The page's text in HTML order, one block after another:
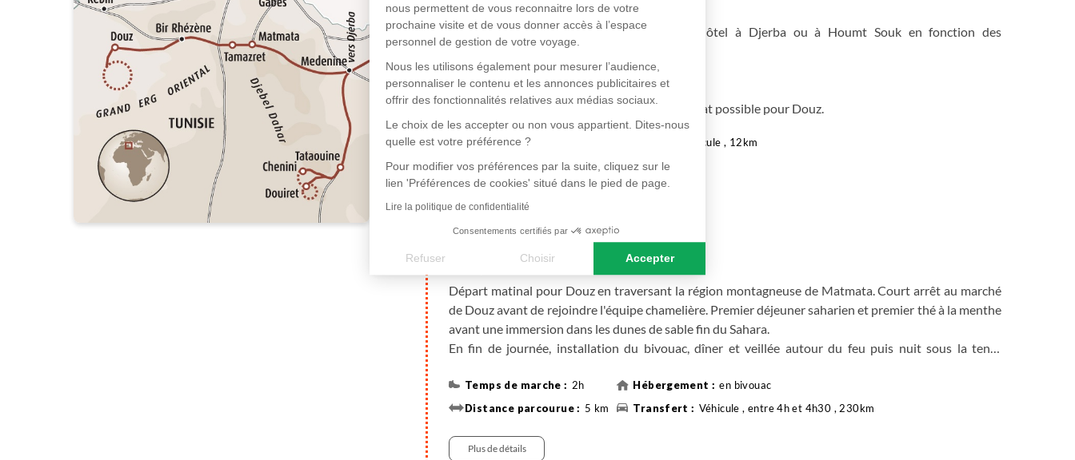
nous permettent de vous reconnaitre lors de votre
prochaine visite et de vous donner accès à l’espace
personnel de gestion de votre voyage.
Nous les utilisons également pour mesurer l’audience,
personnaliser le contenu et les annonces publicitaires et
offrir des fonctionnalités relatives aux médias sociaux.
Le choix de les accepter ou non vous appartient. Dites-nous
quelle est votre préférence ?
Pour modifier vos préférences par la suite, cliquez sur le
lien 'Préférences de cookies' situé dans le pied de page.
Lire la politique de confidentialité
Consentements certifiés par
Refuser Choisir Accepter
Axeptio consent
Plateforme de Gestion du Consentement : Personnalisez vos Options
Notre plateforme vous permet d'adapter et de gérer vos paramètres de confidentialité, en garantissant la conformité avec
-
A votre arrivée, accueil puis transfert à l'hôtel à Djerba ou à Houmt Souk en fonction des
disponibilités.
Dîner libre.
En fonction des horaires de vol, départ immédiat possible pour Douz.
Véhicule , 12km
Plus de détails
Djerba - Douz - Sahara
Départ matinal pour Douz en traversant la région montagneuse de Matmata. Court arrêt au marché
de Douz avant de rejoindre l'équipe chamelière. Premier déjeuner saharien et premier thé à la menthe
avant une immersion dans les dunes de sable fin du Sahara.
En fin de journée, installation du bivouac, dîner et veillée autour du feu puis nuit sous la tente
2h
en bivouac
5 km
Véhicule , entre 4h et 4h30 , 230km
Plus de détails